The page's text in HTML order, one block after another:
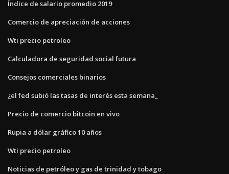
Índice de salario promedio 2019
Comercio de apreciación de acciones
Wti precio petroleo
Calculadora de seguridad social futura
Consejos comerciales binarios
¿el fed subió las tasas de interés esta semana_
Precio de comercio bitcoin en vivo
Rupia a dólar gráfico 10 años
Wti precio petroleo
Noticias de petróleo y gas de trinidad y tobago